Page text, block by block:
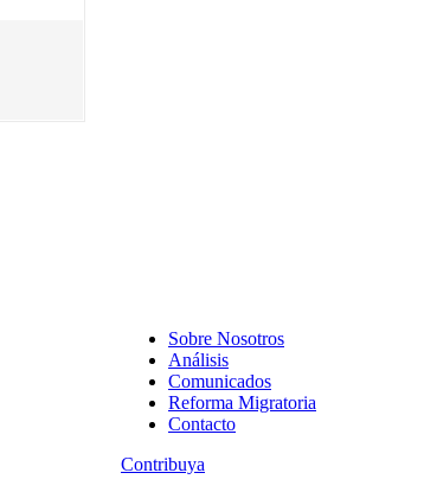
Sobre Nosotros
Análisis
Comunicados
Reforma Migratoria
Contacto
Contribuya